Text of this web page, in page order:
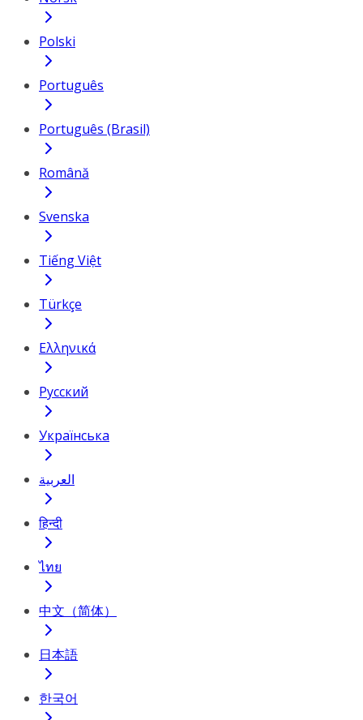
Polski
Português
Português (Brasil)
Română
Svenska
Tiếng Việt
Türkçe
Ελληνικά
Русский
Українська
العربية
हिन्दी
ไทย
中文（简体）
日本語
한국어